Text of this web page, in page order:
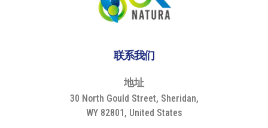
联系我们
地址
30 North Gould Street, Sheridan,
WY 82801, United States